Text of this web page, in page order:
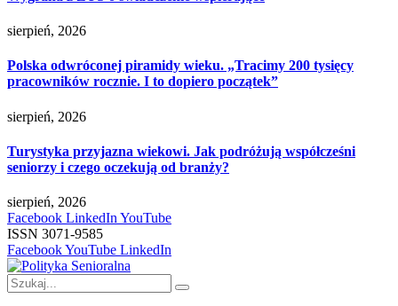
sierpień, 2026
Polska odwróconej piramidy wieku. „Tracimy 200 tysięcy
pracowników rocznie. I to dopiero początek”
sierpień, 2026
Turystyka przyjazna wiekowi. Jak podróżują współcześni
seniorzy i czego oczekują od branży?
sierpień, 2026
Facebook LinkedIn YouTube
ISSN 3071-9585
FacebookYouTube LinkedIn